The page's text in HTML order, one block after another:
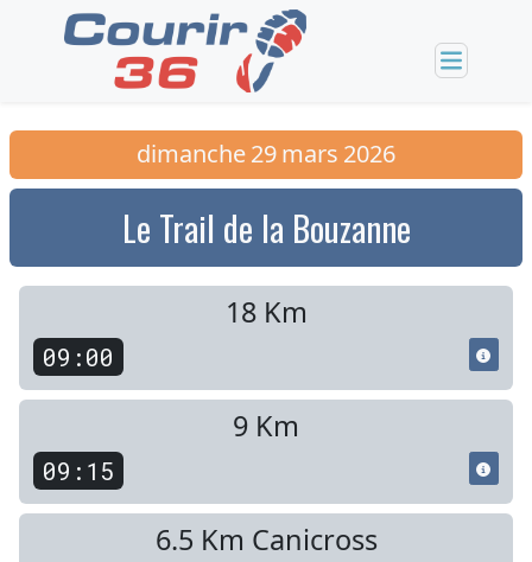
dimanche29mars 2026
Le Trail de la Bouzanne
18 Km
09:00
9 Km
09:15
6.5 Km Canicross